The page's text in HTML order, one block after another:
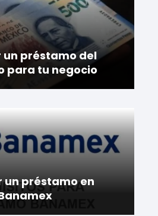
un préstamo del
para tu negocio
un préstamo en